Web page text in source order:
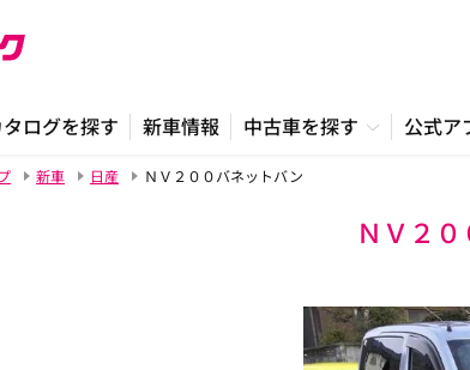
ログを探す 新車情報 中古車を探す 公式ア
新車 日産 ＮＶ２００バネットバン
ＮＶ２